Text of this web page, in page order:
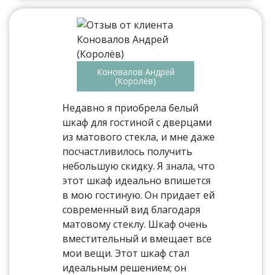
Коновалов Андрей
(Королёв)
Недавно я приобрела белый
шкаф для гостиной с дверцами
из матового стекла, и мне даже
посчастливилось получить
небольшую скидку. Я знала, что
этот шкаф идеально впишется
в мою гостиную. Он придает ей
современный вид благодаря
матовому стеклу. Шкаф очень
вместительный и вмещает все
мои вещи. Этот шкаф стал
идеальным решением; он